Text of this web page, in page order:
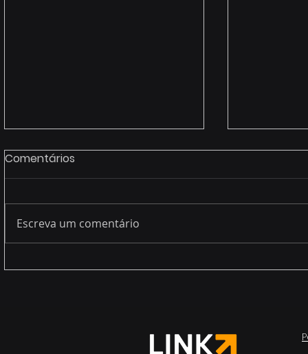
Legacy systems (end of
A nova
Comentários
Escreva um comentário